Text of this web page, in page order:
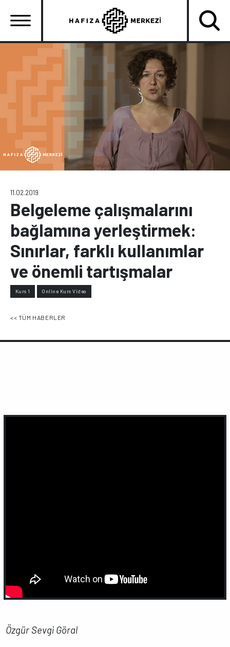
atla
gezinti
menüsü
11.02.2019
Belgeleme çalışmalarını
bağlamına yerleştirmek:
Sınırlar, farklı kullanımlar
ve önemli tartışmalar
Kurs 1 Online Kurs Video
<< TÜM HABERLER
Özgür Sevgi Göral